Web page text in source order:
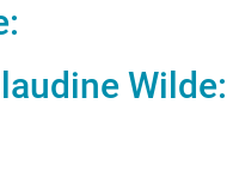
Wilde: